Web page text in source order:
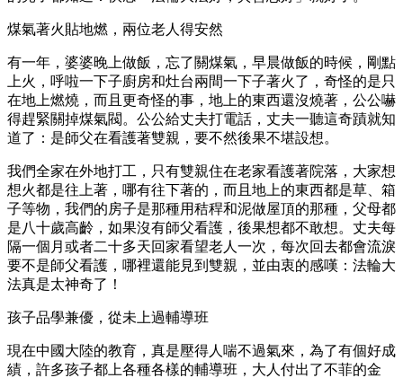
煤氣著火貼地燃，兩位老人得安然
有一年，婆婆晚上做飯，忘了關煤氣，早晨做飯的時候，剛點
上火，呼啦一下子廚房和灶台兩間一下子著火了，奇怪的是只
在地上燃燒，而且更奇怪的事，地上的東西還沒燒著，公公嚇
得趕緊關掉煤氣閥。公公給丈夫打電話，丈夫一聽這奇蹟就知
道了：是師父在看護著雙親，要不然後果不堪設想。
我們全家在外地打工，只有雙親住在老家看護著院落，大家想
想火都是往上著，哪有往下著的，而且地上的東西都是草、箱
子等物，我們的房子是那種用秸稈和泥做屋頂的那種，父母都
是八十歲高齡，如果沒有師父看護，後果想都不敢想。丈夫每
隔一個月或者二十多天回家看望老人一次，每次回去都會流淚
要不是師父看護，哪裡還能見到雙親，並由衷的感嘆：法輪大
法真是太神奇了！
孩子品學兼優，從未上過輔導班
現在中國大陸的教育，真是壓得人喘不過氣來，為了有個好成
績，許多孩子都上各種各樣的輔導班，大人付出了不菲的金